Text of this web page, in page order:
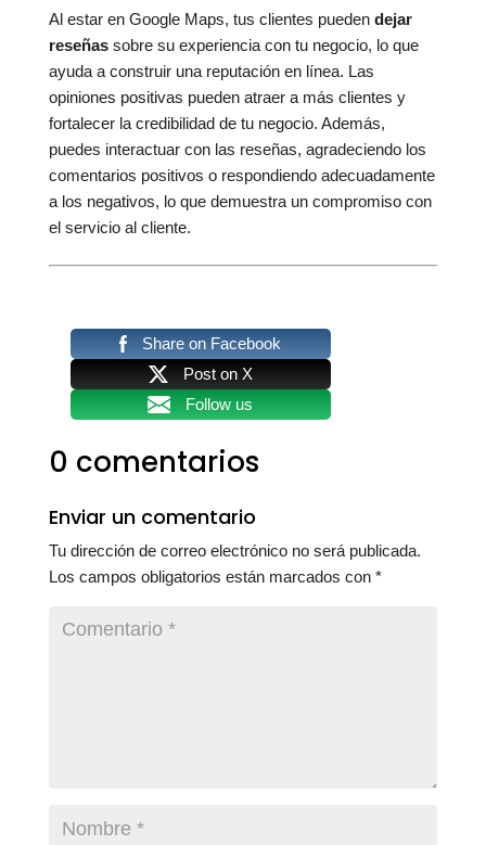
Al estar en Google Maps, tus clientes pueden dejar
reseñassobre su experiencia con tu negocio, lo que
ayuda a construir una reputación en línea. Las
opiniones positivas pueden atraer a más clientes y
fortalecer la credibilidad de tu negocio. Además,
puedes interactuar con las reseñas, agradeciendo los
comentarios positivos o respondiendo adecuadamente
a los negativos, lo que demuestra un compromiso con
el servicio al cliente.
Share on Facebook
Post on X
Follow us
0 comentarios
Enviar un comentario
Tu dirección de correo electrónico no será publicada.
Los campos obligatorios están marcados con *